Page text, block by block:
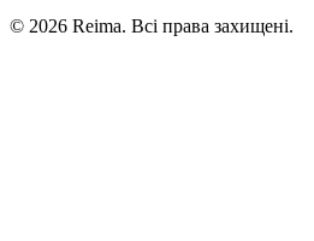
© 2026 Reima. Всі права захищені.